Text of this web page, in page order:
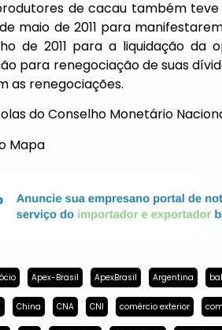
de cacau também
maio de 2011 para
de 2011 para a liquidação da
para renegociação de suas
as renegociações.
do Conselho Monetário
Mapa
Apex-Brasil ApexBrasil Argentina
China CNA CNI comércio exterior